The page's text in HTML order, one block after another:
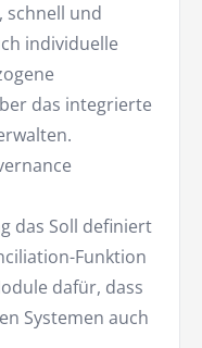
schnell und
individuelle
das integrierte
das Soll definiert
Funktion
dafür, dass
Systemen auch